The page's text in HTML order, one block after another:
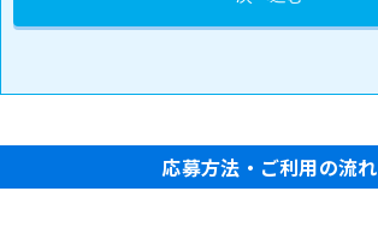
応募方法・ご利用の流れ